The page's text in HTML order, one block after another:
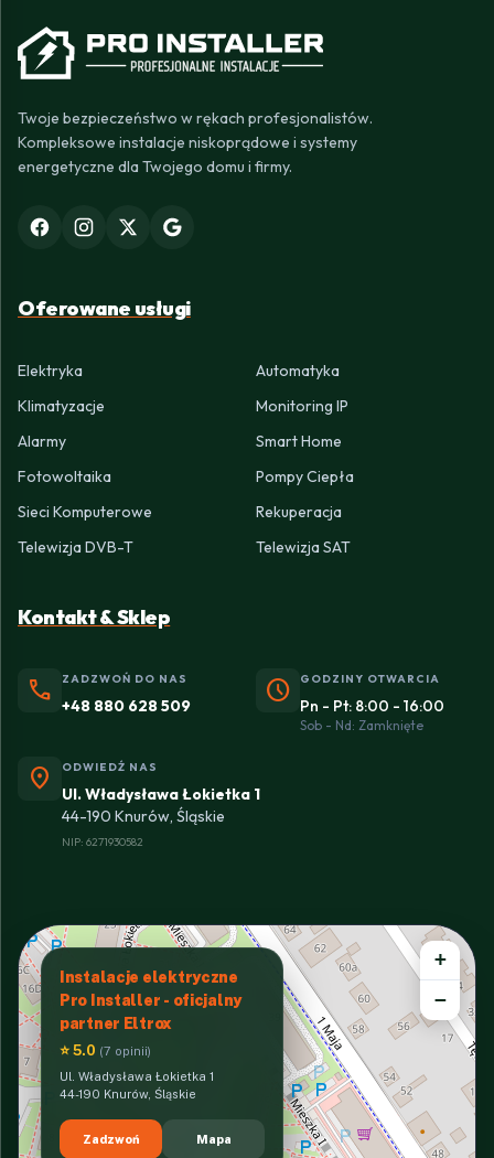
Twoje bezpieczeństwo w rękach profesjonalistów.
Kompleksowe instalacje niskoprądowe i systemy
energetyczne dla Twojego domu i firmy.
Oferowane usługi
Elektryka
Automatyka
Klimatyzacje
Monitoring IP
Alarmy
Smart Home
Fotowoltaika
Pompy Ciepła
Sieci Komputerowe
Rekuperacja
Telewizja DVB-T
Telewizja SAT
Kontakt & Sklep
phone ZADZWOŃ DO NAS
+48 880 628 509 schedule GODZINY OTWARCIA
Pn - Pt: 8:00 - 16:00
Sob - Nd: Zamknięte
location_on ODWIEDŹ NAS
Ul. Władysława Łokietka 1
44-190 Knurów, Śląskie
NIP: 6271930582
Instalacje elektryczne
Pro Installer - oficjalny
partner Eltrox
⭐ 5.0 (7 opinii)
Ul. Władysława Łokietka 1
44-190 Knurów, Śląskie
Zadzwoń Mapa
+
−